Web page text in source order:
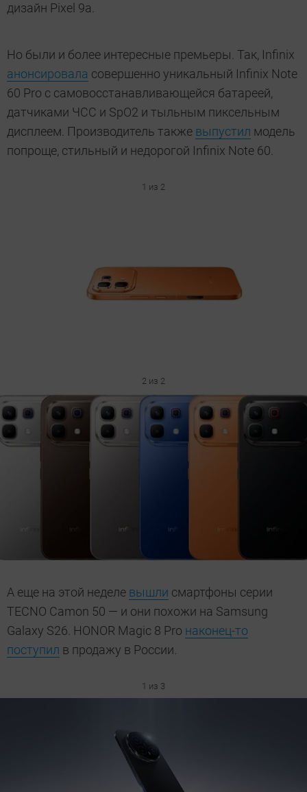
дизайн Pixel 9a.
Но были и более интересные премьеры. Так, Infinix
анонсировала совершенно уникальный Infinix Note
60 Pro с самовосстанавливающейся батареей,
датчиками ЧСС и SpO2 и тыльным пиксельным
дисплеем. Производитель также выпустил модель
попроще, стильный и недорогой Infinix Note 60.
1 из 2
2 из 2
А еще на этой неделе вышли смартфоны серии
TECNO Camon 50 — и они похожи на Samsung
Galaxy S26. HONOR Magic 8 Pro наконец-то
поступил в продажу в России.
1 из 3